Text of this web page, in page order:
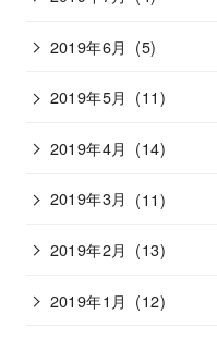
2019年6月 (5)
2019年5月 (11)
2019年4月 (14)
2019年3月 (11)
2019年2月 (13)
2019年1月 (12)